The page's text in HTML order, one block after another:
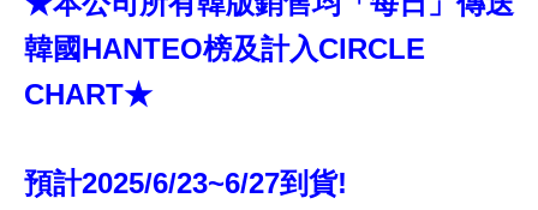
韓國HANTEO榜及計入CIRCLE
CHART★
預計2025/6/23~6/27到貨!